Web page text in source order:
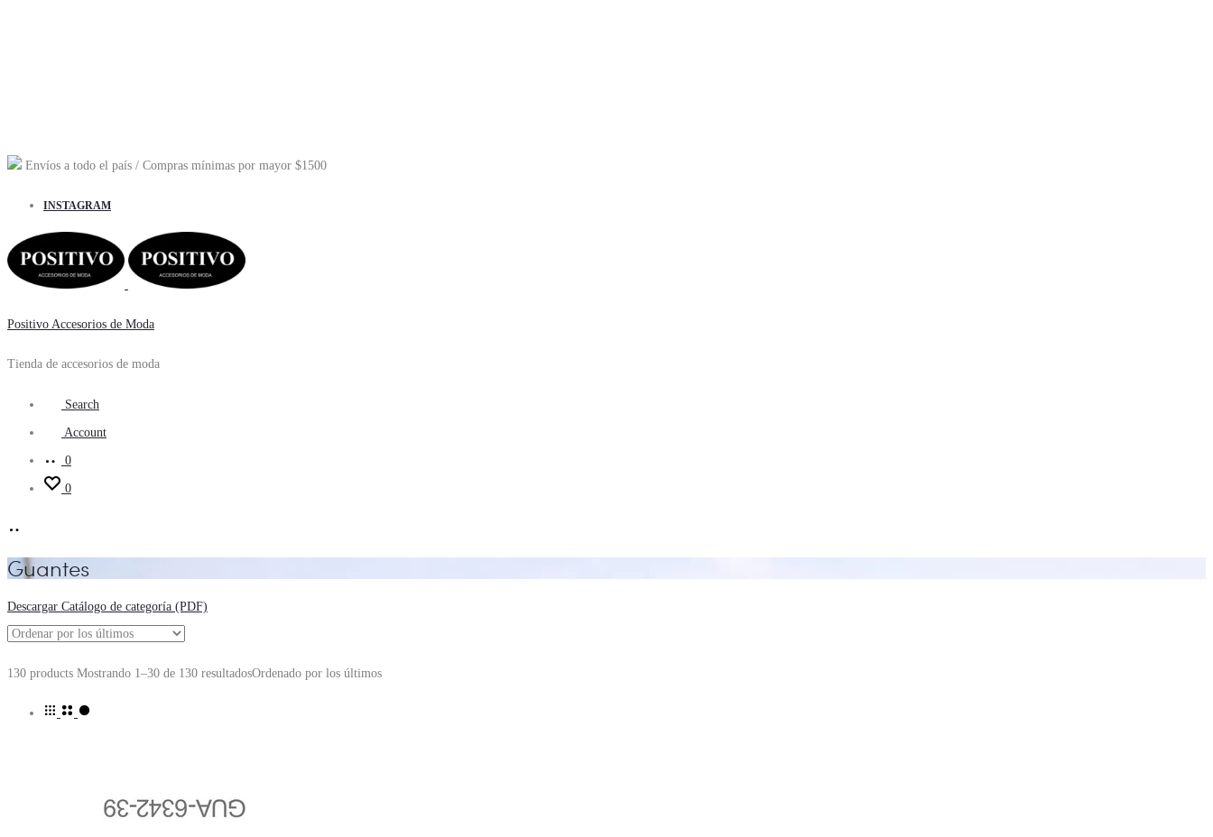
Envíos a todo el país / Compras mínimas por mayor $1500
INSTAGRAM
Positivo Accesorios de Moda
Tienda de accesorios de moda
Search
Account
0
0
Guantes
Descargar Catálogo de categoría (PDF)
130 products Mostrando 1–30 de 130 resultadosOrdenado por los últimos